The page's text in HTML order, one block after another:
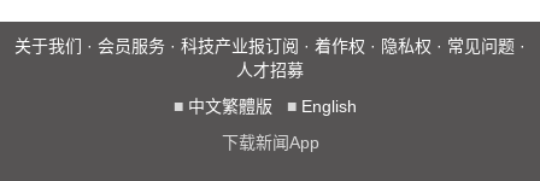
关于我们 · 会员服务 · 科技产业报订阅 · 着作权 · 隐私权 · 常见问题 ·
人才招募
■ 中文繁體版 ■ English
下载新闻App